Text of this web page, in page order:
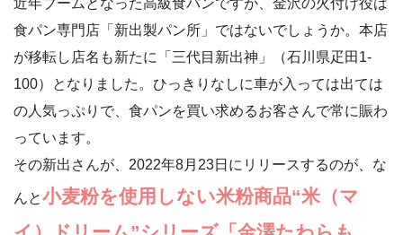
食パン専門店「新出製パン所」ではないでしょうか。本店
が移転し店名も新たに「三代目新出神」（石川県疋田1-
100）となりました。ひっきりなしに車が入っては出ては
の人気っぷりで、食パンを買い求めるお客さんで常に賑わ
っています。
その新出さんが、2022年8月23日にリリースするのが、な
んと小麦粉を使用しない米粉商品“米（マ